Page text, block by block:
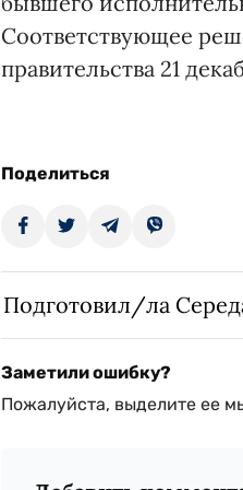
Соответствующее
правительства 21
Поделиться
Подготовил/ла
Заметили ошибку?
Пожалуйста, выделите ее